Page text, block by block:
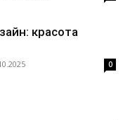
красота
0